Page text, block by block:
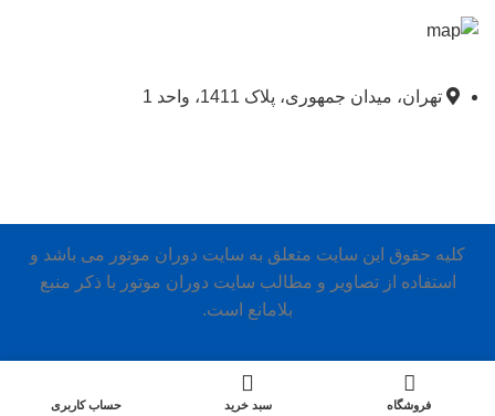
تهران، میدان جمهوری، پلاک 1411، واحد 1
کلیه حقوق این سایت متعلق به سایت دوران موتور می باشد و
استفاده از تصاویر و مطالب سایت دوران موتور با ذکر منبع
بلامانع است.
فروشگاه سبد خرید حساب کاربری